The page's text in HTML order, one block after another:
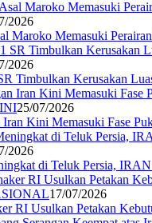
2026
Maroko Memasuki
2026
Timbulkan Kerusakan
25/07/2026
Kini Memasuki Fase
2026
di Teluk Persia,
17/07/2026
RI Usulkan Petakan